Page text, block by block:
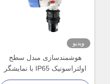
ویدیو
هوشمندسازی مبدل سطح
اولتراسونیک IP65 با نمایشگر
LCD